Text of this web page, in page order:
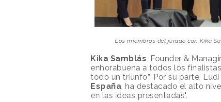
Los miembros del jurado con Kika
Kika Samblás , Founder &
enhorabuena a todos los
todo un triunfo”. Por su parte,
España , ha destacado el alto
en las ideas presentadas".